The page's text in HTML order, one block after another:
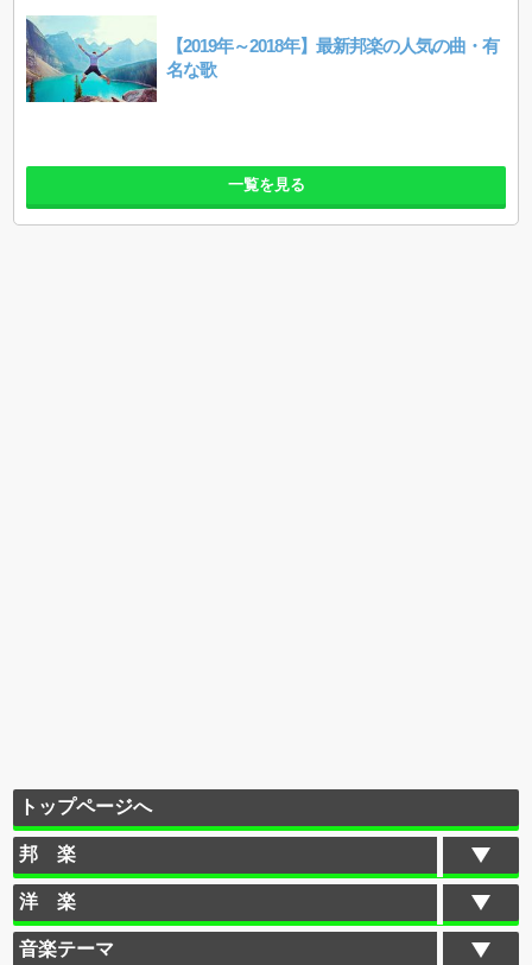
【2019年～2018年】最新邦楽の人気の曲・有
名な歌
一覧を見る
トップページへ
邦 楽
洋 楽
音楽テーマ